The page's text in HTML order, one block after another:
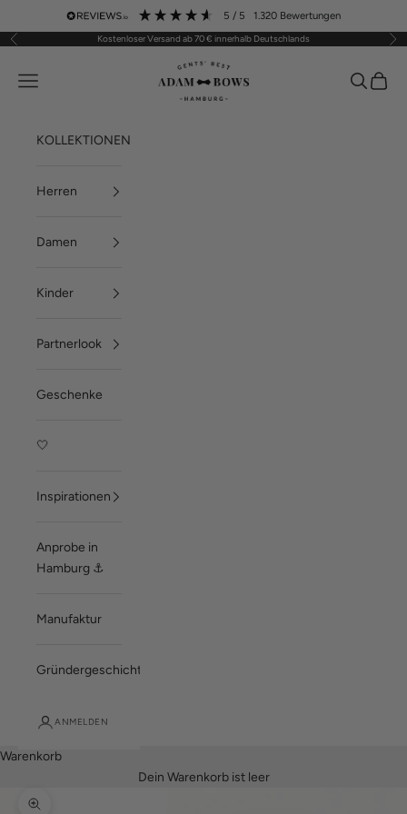
Zum Inhalt springen 5 / 5 1.320 Bewertungen
Zurück Kostenloser Versand ab 70 € innerhalb Deutschlands Vor
ADAM BOWS
Menü Suchen
KOLLEKTIONEN
Herren
Damen
Kinder
Partnerlook
Geschenke
🤍
Inspirationen
Anprobe in
Hamburg ⚓
Manufaktur
Gründergeschichte
ANMELDEN
Warenkorb
Dein Warenkorb ist leer